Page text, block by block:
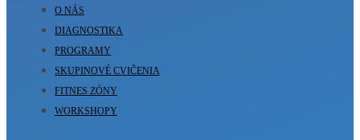
O NÁS
DIAGNOSTIKA
PROGRAMY
SKUPINOVÉ CVIČENIA
FITNES ZÓNY
WORKSHOPY